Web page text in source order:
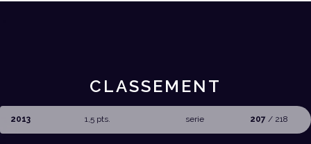
CLASSEMENT
2013 1,5 pts. serie 207 / 218